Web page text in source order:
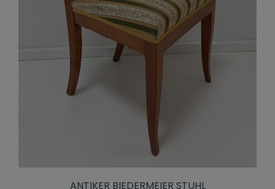
ANTIKER BIEDERMEIER STUHL